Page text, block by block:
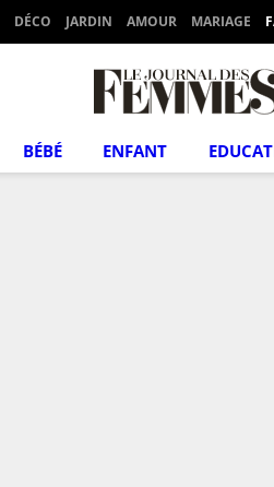
DÉCO JARDIN AMOUR MARIAGE
BÉBÉ ENFANT